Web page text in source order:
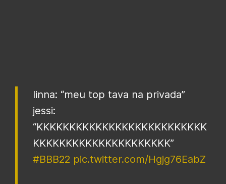
linna: “meu top tava na privada”
jessi:
“KKKKKKKKKKKKKKKKKKKKKKKKKK
KKKKKKKKKKKKKKKKKKKKK”
#BBB22 pic.twitter.com/Hgjg76EabZ